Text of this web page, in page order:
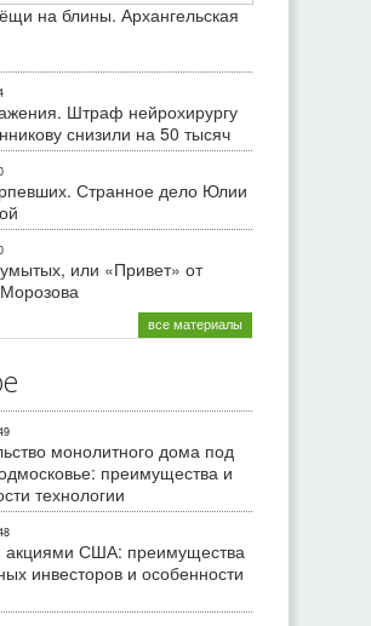
на блины. Архангельская
Штраф нейрохирургу
снизили на 50 тысяч
Странное дело Юлии
или «Привет» от
все материалы
монолитного дома под
преимущества и
технологии
акциями США: преимущества
инвесторов и особенности